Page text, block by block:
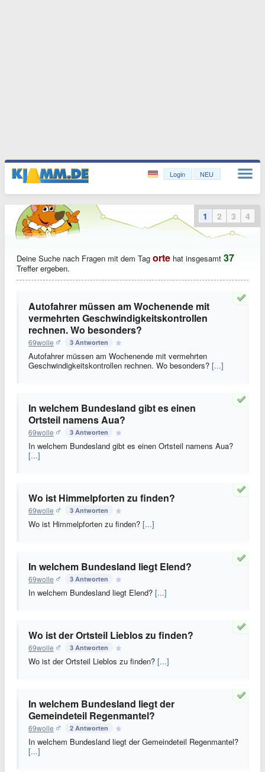
Login NEU
Deine Suche nach Fragen mit dem Tag orte hat insgesamt 37
Treffer ergeben.
Autofahrer müssen am Wochenende mit
vermehrten Geschwindigkeitskontrollen
rechnen. Wo besonders?
69wolle 3 Antworten
Autofahrer müssen am Wochenende mit vermehrten
Geschwindigkeitskontrollen rechnen. Wo besonders? [...]
In welchem Bundesland gibt es einen
Ortsteil namens Aua?
69wolle 3 Antworten
In welchem Bundesland gibt es einen Ortsteil namens Aua?
[...]
Wo ist Himmelpforten zu finden?
69wolle 3 Antworten
Wo ist Himmelpforten zu finden? [...]
In welchem Bundesland liegt Elend?
69wolle 3 Antworten
In welchem Bundesland liegt Elend? [...]
Wo ist der Ortsteil Lieblos zu finden?
69wolle 3 Antworten
Wo ist der Ortsteil Lieblos zu finden? [...]
In welchem Bundesland liegt der
Gemeindeteil Regenmantel?
69wolle 2 Antworten
In welchem Bundesland liegt der Gemeindeteil Regenmantel?
[...]
1 2 3 4